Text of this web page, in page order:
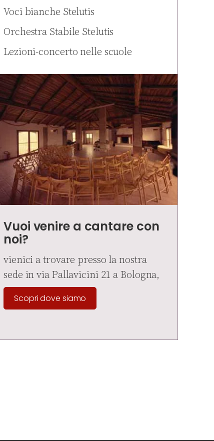
Voci bianche Stelutis
Orchestra Stabile Stelutis
Lezioni-concerto nelle scuole
Vuoi venire a cantare con
noi?
vienici a trovare presso la nostra
sede in via Pallavicini 21 a Bologna,
Scopri dove siamo